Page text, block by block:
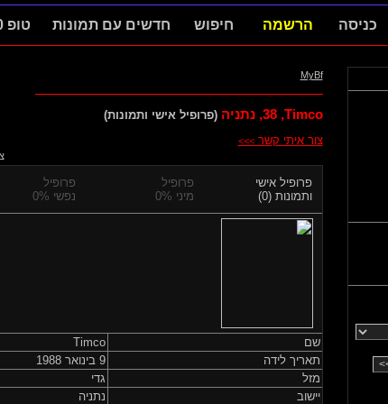
כניסה הרשמה חיפוש חדשים עם תמונות טופ 100
MyBf
Timco,
38, נתניה (פרופיל אישי ותמונות)
צור איתי קשר>>>
פרופיל אישי
ותמונות (0)
פרופיל
מיני 0%
פרופיל
נפשי 0%
שם
Timco
תאריך לידה
9 בינואר 1988
מזל
גדי
יישוב
נתניה